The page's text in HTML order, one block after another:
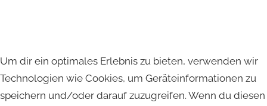
Um dir ein optimales Erlebnis zu bieten, verwenden wir
Technologien wie Cookies, um Geräteinformationen zu
speichern und/oder darauf zuzugreifen. Wenn du diesen